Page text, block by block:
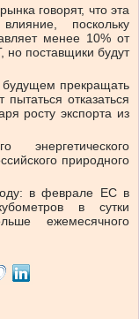
говорят, что эта
поскольку
менее 10% от
но поставщики будут
прекращать
отказаться
росту экспорта из
энергетического
природного
в феврале ЕС в
в сутки
ежемесячного